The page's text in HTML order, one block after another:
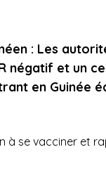
: Les
négatif et un
en Guinée
à se vacciner et